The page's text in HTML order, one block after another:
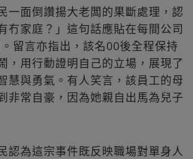
一面倒讚揚大老闆的果斷處理，認
冇家庭？」這句話應貼在每間公司
留言亦指出，該名00後全程保持
，用行動證明自己的立場，展現了
慧與勇氣。有人笑言，該員工的母
非常自豪，因為她親自出馬為兒子
認為這宗事件既反映職場對單身人